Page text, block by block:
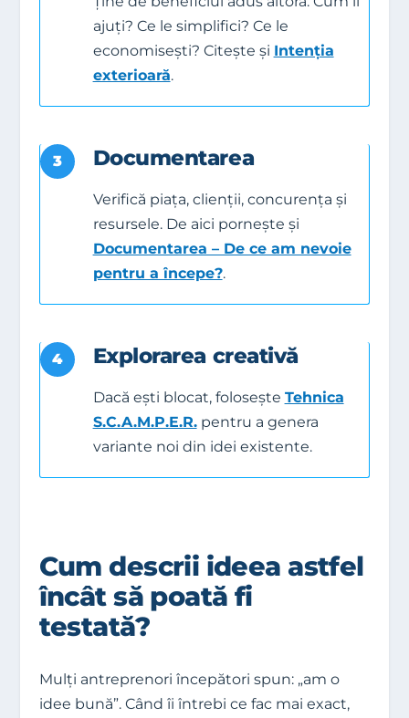
ajuți? Ce le simplifici? Ce le
economisești? Citește și Intenția
exterioară.
3 Documentarea
Verifică piața, clienții, concurența și
resursele. De aici pornește și
Documentarea – De ce am nevoie
pentru a începe?.
4 Explorarea creativă
Dacă ești blocat, folosește Tehnica
S.C.A.M.P.E.R.pentru a genera
variante noi din idei existente.
Cum descrii ideea astfel
încât să poată fi
testată?
Mulți antreprenori începători spun: „am o
idee bună”. Când îi întrebi ce fac mai exact,